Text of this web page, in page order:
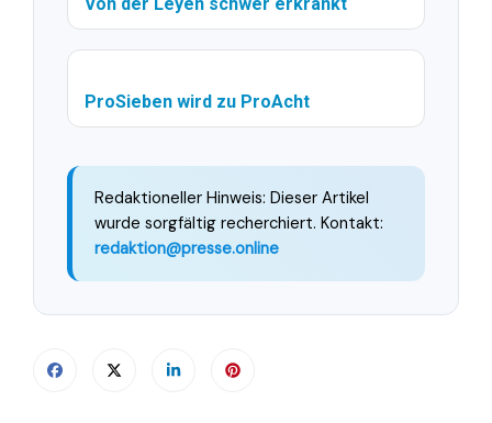
Von der Leyen schwer erkrankt
ProSieben wird zu ProAcht
Redaktioneller Hinweis: Dieser Artikel
wurde sorgfältig recherchiert. Kontakt:
redaktion@presse.online